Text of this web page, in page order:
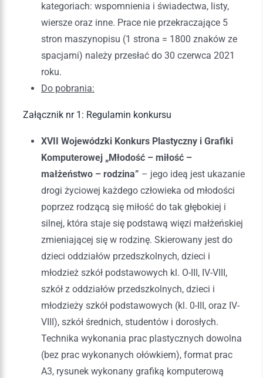
kategoriach: wspomnienia i świadectwa, listy,
wiersze oraz inne. Prace nie przekraczające 5
stron maszynopisu (1 strona = 1800 znaków ze
spacjami) należy przesłać do 30 czerwca 2021
roku.
Do pobrania:
Załącznik nr 1: Regulamin konkursu
XVII Wojewódzki Konkurs Plastyczny i Grafiki
Komputerowej „Młodość – miłość –
małżeństwo – rodzina” – jego ideą jest ukazanie
drogi życiowej każdego człowieka od młodości
poprzez rodzącą się miłość do tak głębokiej i
silnej, która staje się podstawą więzi małżeńskiej
zmieniającej się w rodzinę. Skierowany jest do
dzieci oddziałów przedszkolnych, dzieci i
młodzież szkół podstawowych kl. O-III, IV-VIII,
szkół z oddziałów przedszkolnych, dzieci i
młodzieży szkół podstawowych (kl. 0-III, oraz IV-
VIII), szkół średnich, studentów i dorosłych.
Technika wykonania prac plastycznych dowolna
(bez prac wykonanych ołówkiem), format prac
A3, rysunek wykonany grafiką komputerową